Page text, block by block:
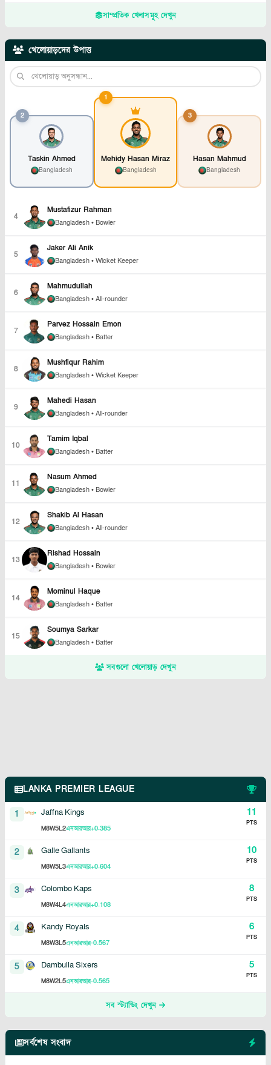
সাম্প্রতিক খেলাসমূহ দেখুন
খেলোয়াড়দের উপাত্ত
2
Taskin Ahmed
Bangladesh
1
Mehidy Hasan Miraz
Bangladesh
3
Hasan Mahmud
Bangladesh
4
Mustafizur Rahman
Bangladesh • Bowler
5
Jaker Ali Anik
Bangladesh • Wicket Keeper
6
Mahmudullah
Bangladesh • All-rounder
7
Parvez Hossain Emon
Bangladesh • Batter
8
Mushfiqur Rahim
Bangladesh • Wicket Keeper
9
Mahedi Hasan
Bangladesh • All-rounder
10
Tamim Iqbal
Bangladesh • Batter
11
Nasum Ahmed
Bangladesh • Bowler
12
Shakib Al Hasan
Bangladesh • All-rounder
13
Rishad Hossain
Bangladesh • Bowler
14
Mominul Haque
Bangladesh • Batter
15
Soumya Sarkar
Bangladesh • Batter
সবগুলো খেলোয়াড় দেখুন
LANKA PREMIER LEAGUE
1 Jaffna Kings
M8W5L2এনআরআর+0.385
11
PTS
2 Galle Gallants
M8W5L3এনআরআর+0.604
10
PTS
3 Colombo Kaps
M8W4L4এনআরআর+0.108
8
PTS
4 Kandy Royals
M8W3L5এনআরআর-0.567
6
PTS
5 Dambulla Sixers
M8W2L5এনআরআর-0.565
5
PTS
সব স্ট্যান্ডিং দেখুন
সর্বশেষ সংবাদ